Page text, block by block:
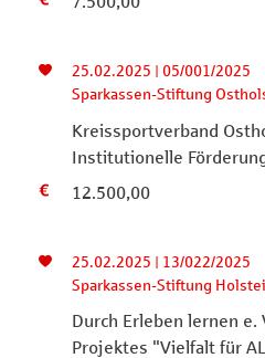
25.02.2025 | 05/001/2025
Sparkassen-Stiftung
Kreissportverband
Institutionelle
12.500,00
25.02.2025 | 13/022/2025
Sparkassen-Stiftung
Durch Erleben lernen e.
Projektes "Vielfalt für